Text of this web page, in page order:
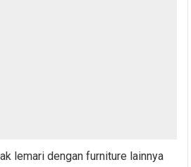
lemari dengan furniture lainnya